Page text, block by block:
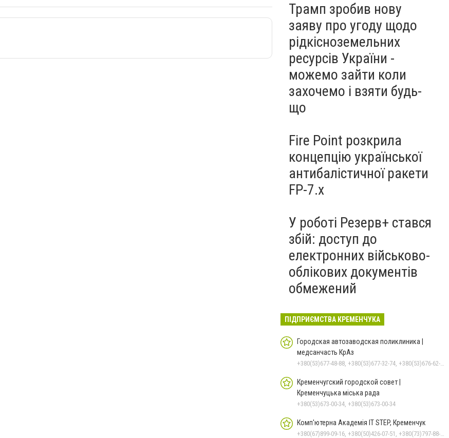
Трамп зробив нову
заяву про угоду щодо
рідкісноземельних
ресурсів України -
можемо зайти коли
захочемо і взяти будь-
що
Fire Point розкрила
концепцію української
антибалістичної ракети
FP-7.x
У роботі Резерв+ стався
збій: доступ до
електронних військово-
облікових документів
обмежений
ПІДПРИЄМСТВА КРЕМЕНЧУКА
Городская автозаводская поликлиника |
медсанчасть КрАз
+380(53)677-48-88, +380(53)677-32-74, +380(53)676-62-99, +380536766187
Кременчугский городской совет |
Кременчуцька міська рада
+380(53)673-00-34, +380(53)673-00-34
Комп'ютерна Академія IT STEP, Кременчук
+380(67)899-09-16, +380(50)426-07-51, +380(73)797-88-17